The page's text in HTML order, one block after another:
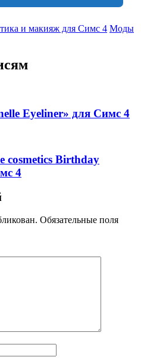
и макияж для Симс 4 Моды
Eyeliner» для Симс 4
cosmetics Birthday
4
Обязательные поля